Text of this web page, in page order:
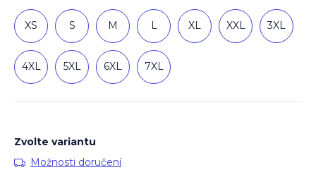
XS S M L XL XXL 3XL
4XL 5XL 6XL 7XL
Zvolte variantu
Možnosti doručení